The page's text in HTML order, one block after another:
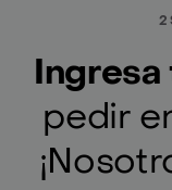
2
pedir